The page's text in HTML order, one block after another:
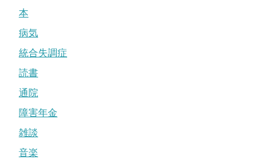
本
病気
統合失調症
読書
通院
障害年金
雑談
音楽